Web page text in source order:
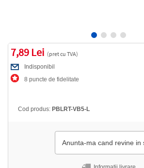
7,89 Lei (pret cu TVA)
Indisponibil
8 puncte de fidelitate
Cod produs: PBLRT-VB5-L
Anunta-ma cand revine in